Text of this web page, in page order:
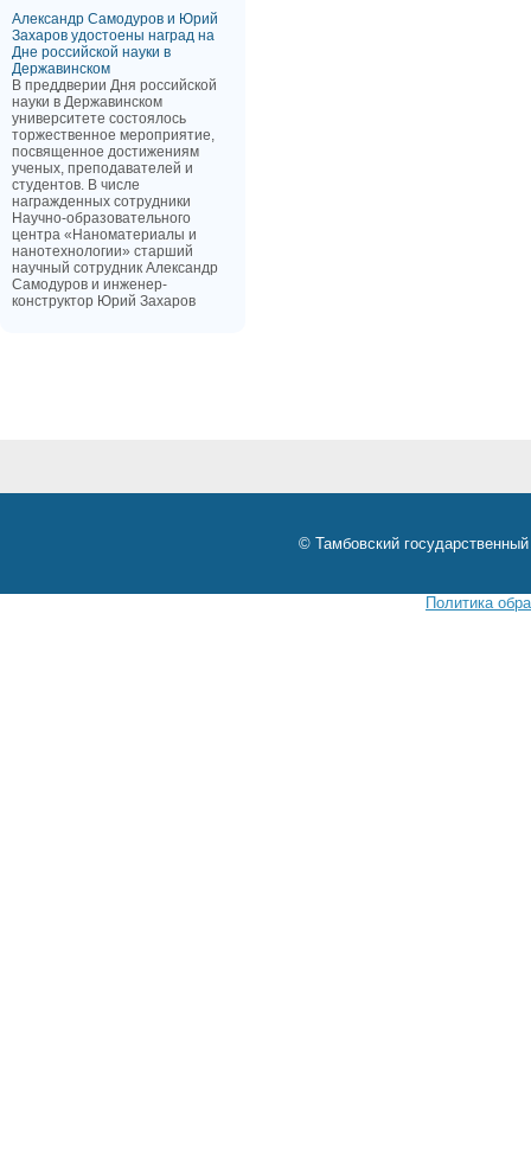
Александр Самодуров и Юрий
Захаров удостоены наград на
Дне российской науки в
Державинском
В преддверии Дня российской
науки в Державинском
университете состоялось
торжественное мероприятие,
посвященное достижениям
ученых, преподавателей и
студентов. В числе
награжденных сотрудники
Научно-образовательного
центра «Наноматериалы и
нанотехнологии» старший
научный сотрудник Александр
Самодуров и инженер-
конструктор Юрий Захаров
© Тамбовский
Политика